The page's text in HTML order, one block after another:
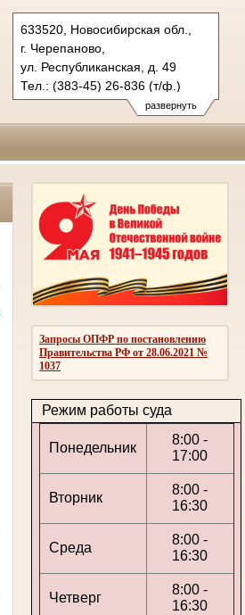
развернуть
633520, Новосибирская обл.,
г. Черепаново,
ул. Республиканская, д. 49
Тел.: (383-45) 26-836 (т/ф.)
cherepanovsky.nsk@sudrf.ru
Запросы ОПФР по постановлению
Правительства РФ от 28.06.2021 №
1037
Режим работы суда
Понедельник
8:00 -
17:00
Вторник
8:00 -
16:30
Среда
8:00 -
16:30
Четверг
8:00 -
16:30